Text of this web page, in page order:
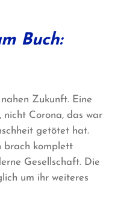
Buch:
Zukunft. Eine
Corona, das war
getötet hat.
brach komplett
Gesellschaft. Die
um ihr weiteres